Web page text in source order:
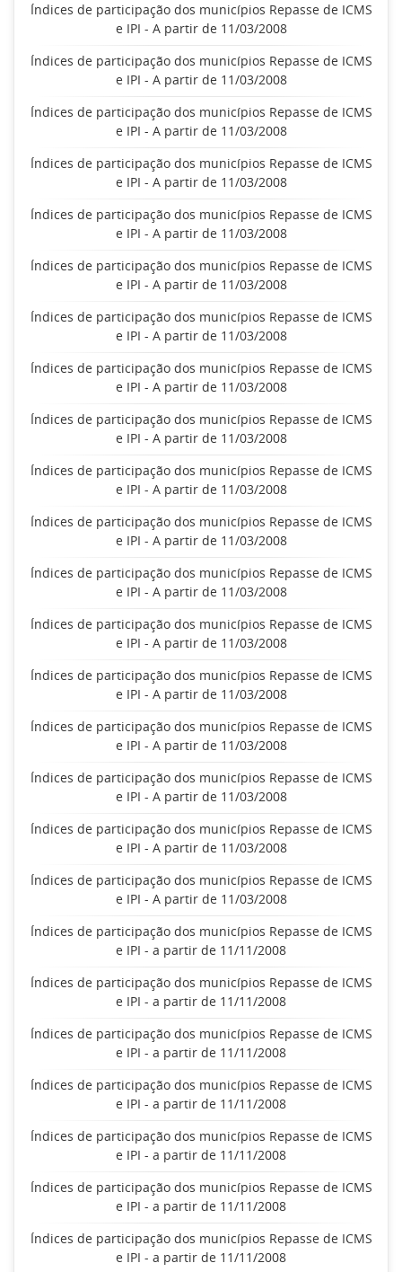
Índices de participação dos municípios Repasse de ICMS
e IPI - A partir de 11/03/2008
Índices de participação dos municípios Repasse de ICMS
e IPI - A partir de 11/03/2008
Índices de participação dos municípios Repasse de ICMS
e IPI - A partir de 11/03/2008
Índices de participação dos municípios Repasse de ICMS
e IPI - A partir de 11/03/2008
Índices de participação dos municípios Repasse de ICMS
e IPI - A partir de 11/03/2008
Índices de participação dos municípios Repasse de ICMS
e IPI - A partir de 11/03/2008
Índices de participação dos municípios Repasse de ICMS
e IPI - A partir de 11/03/2008
Índices de participação dos municípios Repasse de ICMS
e IPI - A partir de 11/03/2008
Índices de participação dos municípios Repasse de ICMS
e IPI - A partir de 11/03/2008
Índices de participação dos municípios Repasse de ICMS
e IPI - A partir de 11/03/2008
Índices de participação dos municípios Repasse de ICMS
e IPI - A partir de 11/03/2008
Índices de participação dos municípios Repasse de ICMS
e IPI - A partir de 11/03/2008
Índices de participação dos municípios Repasse de ICMS
e IPI - A partir de 11/03/2008
Índices de participação dos municípios Repasse de ICMS
e IPI - A partir de 11/03/2008
Índices de participação dos municípios Repasse de ICMS
e IPI - A partir de 11/03/2008
Índices de participação dos municípios Repasse de ICMS
e IPI - A partir de 11/03/2008
Índices de participação dos municípios Repasse de ICMS
e IPI - A partir de 11/03/2008
Índices de participação dos municípios Repasse de ICMS
e IPI - A partir de 11/03/2008
Índices de participação dos municípios Repasse de ICMS
e IPI - a partir de 11/11/2008
Índices de participação dos municípios Repasse de ICMS
e IPI - a partir de 11/11/2008
Índices de participação dos municípios Repasse de ICMS
e IPI - a partir de 11/11/2008
Índices de participação dos municípios Repasse de ICMS
e IPI - a partir de 11/11/2008
Índices de participação dos municípios Repasse de ICMS
e IPI - a partir de 11/11/2008
Índices de participação dos municípios Repasse de ICMS
e IPI - a partir de 11/11/2008
Índices de participação dos municípios Repasse de ICMS
e IPI - a partir de 11/11/2008